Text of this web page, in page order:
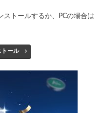
ストールするか、PCの場合は
トール